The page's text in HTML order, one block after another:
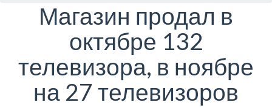
Магазин продал в
октябре 132
телевизора, в ноябре
на 27 телевизоров